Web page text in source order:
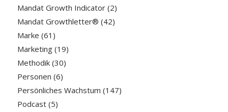
Mandat Growth Indicator(2)
Mandat Growthletter® (42)
Marke (61)
Marketing(19)
Methodik(30)
Personen (6)
Persönliches Wachstum (147)
Podcast(5)